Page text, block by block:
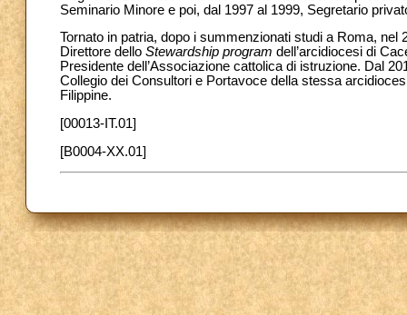
Seminario Minore e poi, dal 1997 al 1999, Segretario
Tornato in patria, dopo i summenzionati studi a Roma,
Direttore dello Stewardship program dell’arcidiocesi di
Presidente dell’Associazione cattolica di istruzione. Dal
Collegio dei Consultori e Portavoce della stessa
Filippine.
[00013-IT.01]
[B0004-XX.01]